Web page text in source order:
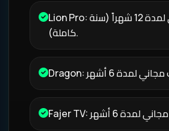
Lion Pro: اشتراك مجاني لمدة 12 شهراً (سنة
كاملة).